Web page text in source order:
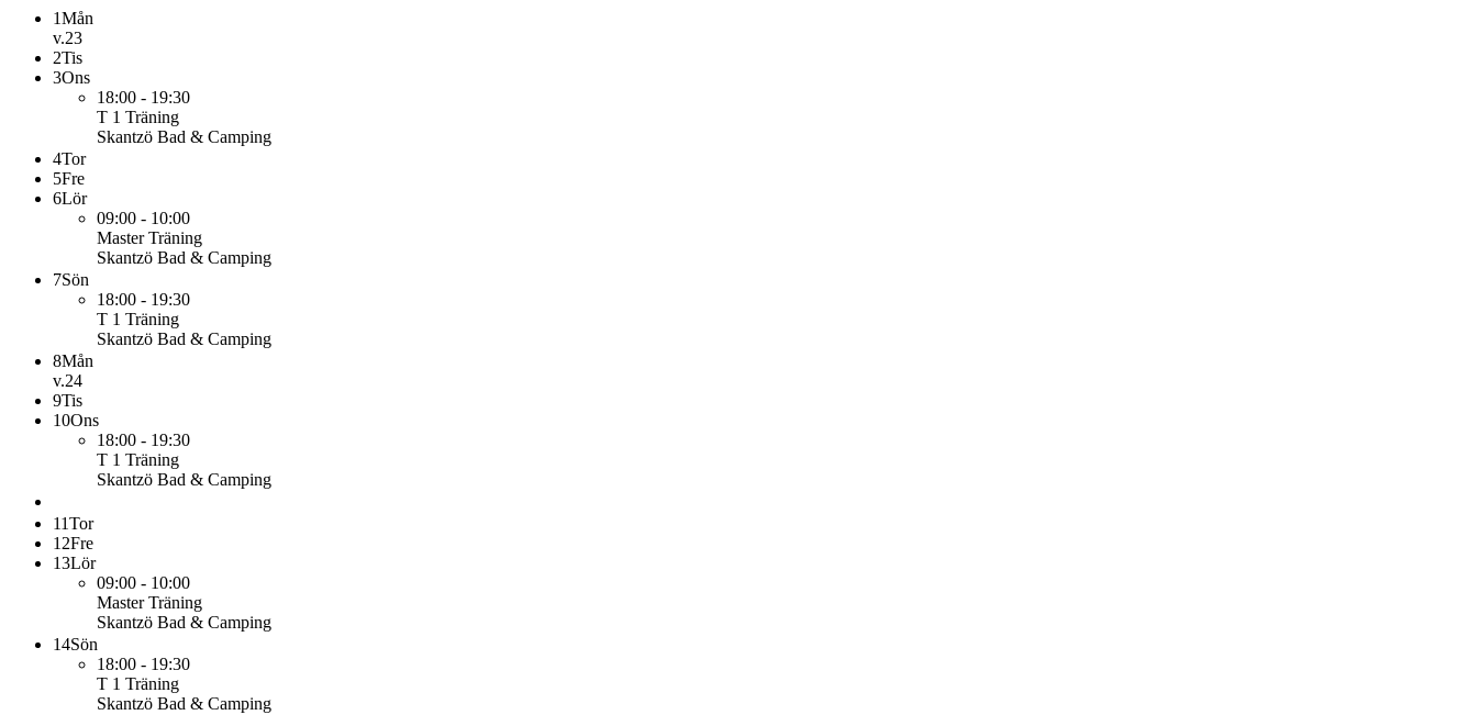
1Mån
v.23
2Tis
3Ons
18:00 - 19:30
T 1 Träning
Skantzö Bad & Camping
4Tor
5Fre
6Lör
09:00 - 10:00
Master Träning
Skantzö Bad & Camping
7Sön
18:00 - 19:30
T 1 Träning
Skantzö Bad & Camping
8Mån
v.24
9Tis
10Ons
18:00 - 19:30
T 1 Träning
Skantzö Bad & Camping
11Tor
12Fre
13Lör
09:00 - 10:00
Master Träning
Skantzö Bad & Camping
14Sön
18:00 - 19:30
T 1 Träning
Skantzö Bad & Camping